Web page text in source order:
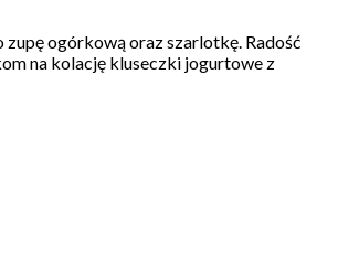
zupę ogórkową oraz szarlotkę. Radość
na kolację kluseczki jogurtowe z